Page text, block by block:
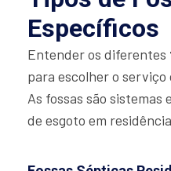
Específicos
Entender os diferentes
para escolher o
As fossas são
de esgoto em